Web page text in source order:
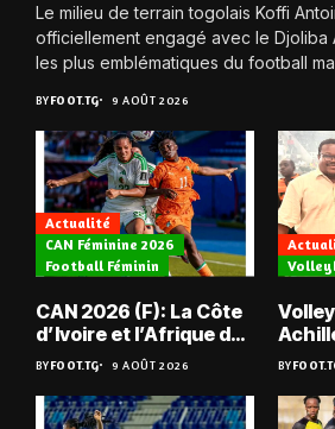
Le milieu de terrain togolais Koffi
officiellement engagé avec le Djoliba
les plus emblématiques du football
BYFOOT.TG 9 AOÛT 2026
Actualité
CAN Féminine 2026
Football Féminin
CAN 2026 (F): La Côte
d’Ivoire et l’Afrique du
Sud tombent
BYFOOT.TG 9 AOÛT 2026 BY